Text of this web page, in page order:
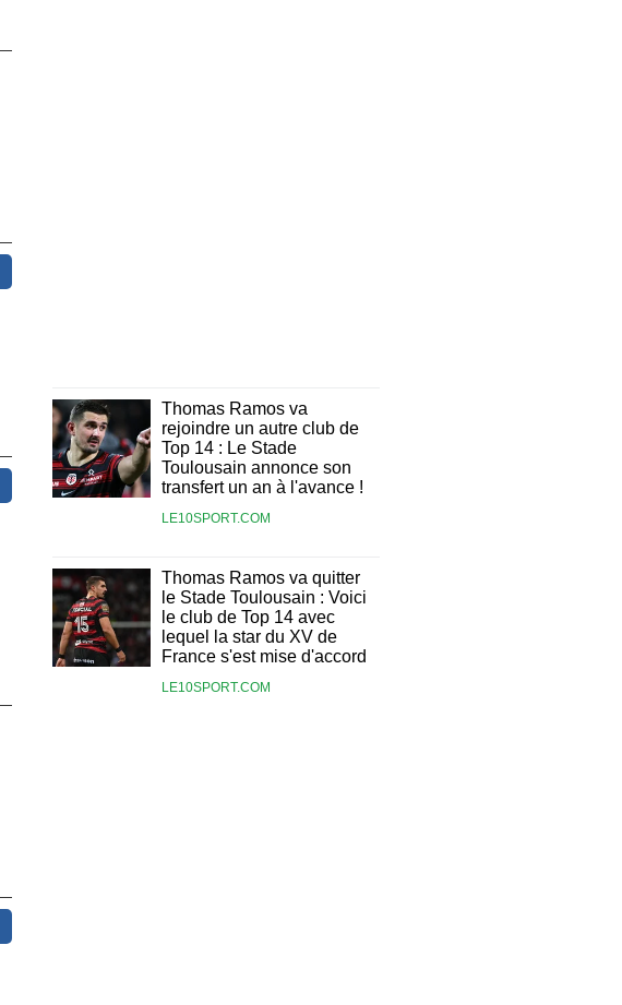
Thomas Ramos va
rejoindre un autre club de
Top 14 : Le Stade
Toulousain annonce son
transfert un an à l'avance !
LE10SPORT.COM
Thomas Ramos va quitter
le Stade Toulousain : Voici
le club de Top 14 avec
lequel la star du XV de
France s'est mise d'accord
LE10SPORT.COM